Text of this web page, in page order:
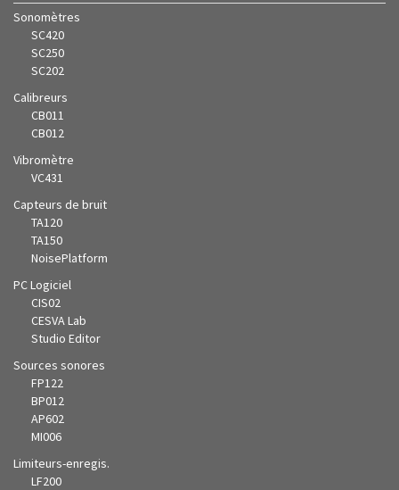
Sonomètres
SC420
SC250
SC202
Calibreurs
CB011
CB012
Vibromètre
VC431
Capteurs de bruit
TA120
TA150
NoisePlatform
PC Logiciel
CIS02
CESVA Lab
Studio Editor
Sources sonores
FP122
BP012
AP602
MI006
Limiteurs-enregis.
LF200